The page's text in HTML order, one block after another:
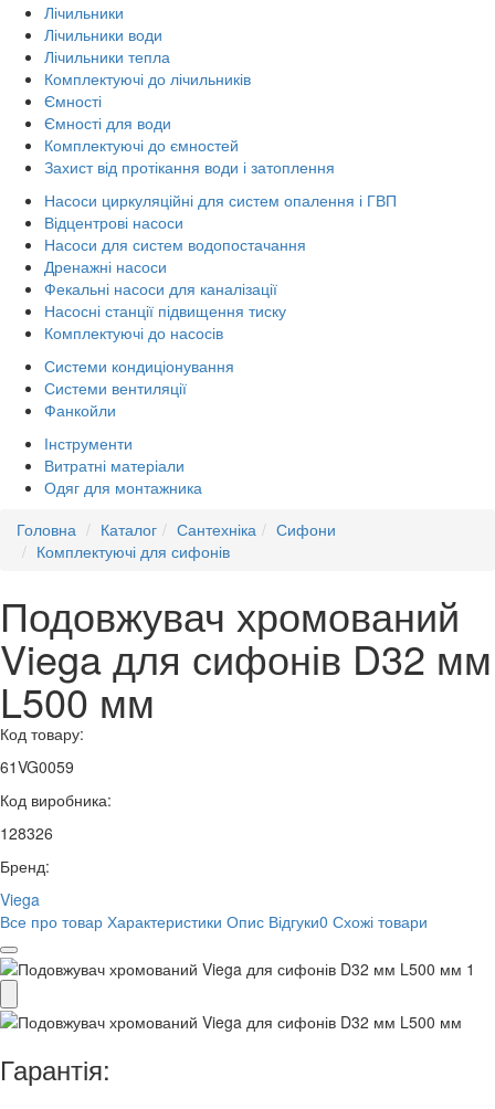
Лічильники
Лічильники води
Лічильники тепла
Комплектуючі до лічильників
Ємності
Ємності для води
Комплектуючі до ємностей
Захист від протікання води і затоплення
Насоси циркуляційні для систем опалення і ГВП
Відцентрові насоси
Насоси для систем водопостачання
Дренажні насоси
Фекальні насоси для каналізації
Насосні станції підвищення тиску
Комплектуючі до насосів
Системи кондиціонування
Системи вентиляції
Фанкойли
Інструменти
Витратні матеріали
Одяг для монтажника
Головна
Каталог Сантехніка
Сифони
Комплектуючі для сифонів
Подовжувач хромований
Viega для сифонів D32 мм
L500 мм
Код товару:
61VG0059
Код виробника:
128326
Бренд:
Viega
Все про товар Характеристики Опис Відгуки0 Схожі товари
Гарантія: